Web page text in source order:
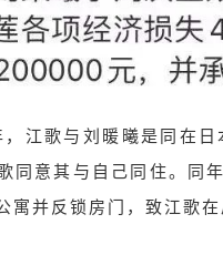
江歌与刘暖曦是同在
同意其与自己同住。同
寓并反锁房门，致江歌